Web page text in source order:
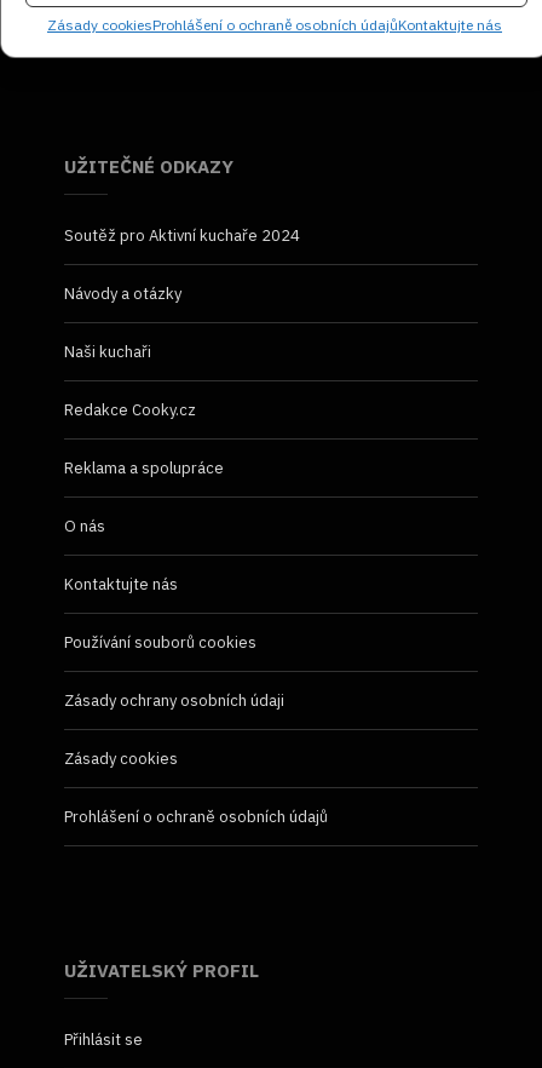
Zásady cookiesProhlášení o ochraně osobních údajůKontaktujte nás
UŽITEČNÉ ODKAZY
Soutěž pro Aktivní kuchaře 2024
Návody a otázky
Naši kuchaři
Redakce Cooky.cz
Reklama a spolupráce
O nás
Kontaktujte nás
Používání souborů cookies
Zásady ochrany osobních údaji
Zásady cookies
Prohlášení o ochraně osobních údajů
UŽIVATELSKÝ PROFIL
Přihlásit se